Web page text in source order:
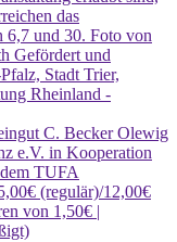
das
6,7 und 30. Foto von
Gefördert und
Stadt Trier,
Rheinland -
C. Becker Olewig
e.V. in Kooperation
TUFA
(regulär)/12,00€
von 1,50€ |